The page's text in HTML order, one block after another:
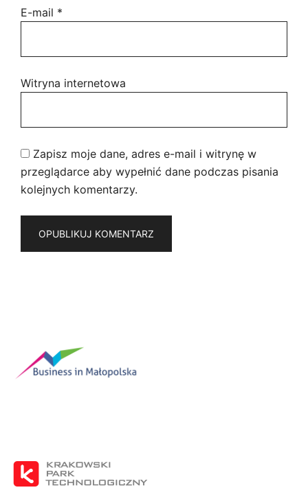
E-mail *
Witryna internetowa
Zapisz moje dane, adres e-mail i witrynę w
przeglądarce aby wypełnić dane podczas pisania
kolejnych komentarzy.